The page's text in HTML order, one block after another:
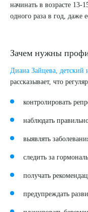
начинать в возрасте 13-
одного раза в год, даже
Зачем нужны
Диана Зайцева,
рассказывает, что
контролировать
наблюдать
выявлять
следить за
получать
предупреждать